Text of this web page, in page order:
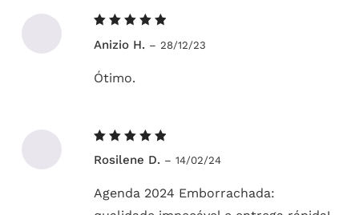
5de 5
Anizio H. – 28/12/23
Ótimo.
5de 5
Rosilene D. – 14/02/24
Agenda 2024 Emborrachada: